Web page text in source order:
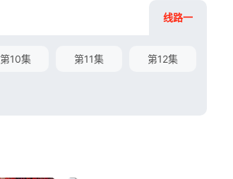
线路一
第10集 第11集 第12集